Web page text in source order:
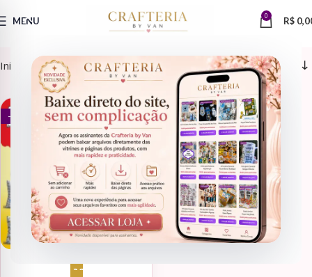
MENU 0 R$
Início Produtos marcados com a tag “estampas almofadas”
DATAS COMEMORATIVAS
- 65%
Adicionar ao carrinho